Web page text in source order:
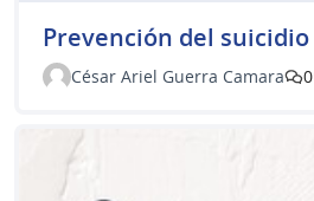
Prevención del suicidio
César Ariel Guerra Camara 0